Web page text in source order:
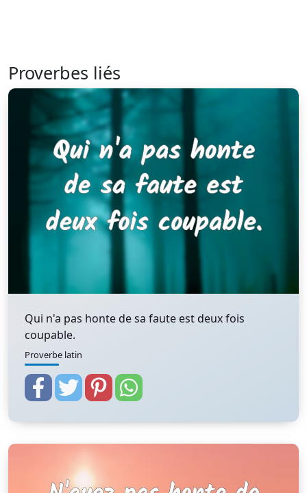
Proverbes liés
Qui n'a pas honte de sa faute est deux fois
coupable.
Proverbe latin